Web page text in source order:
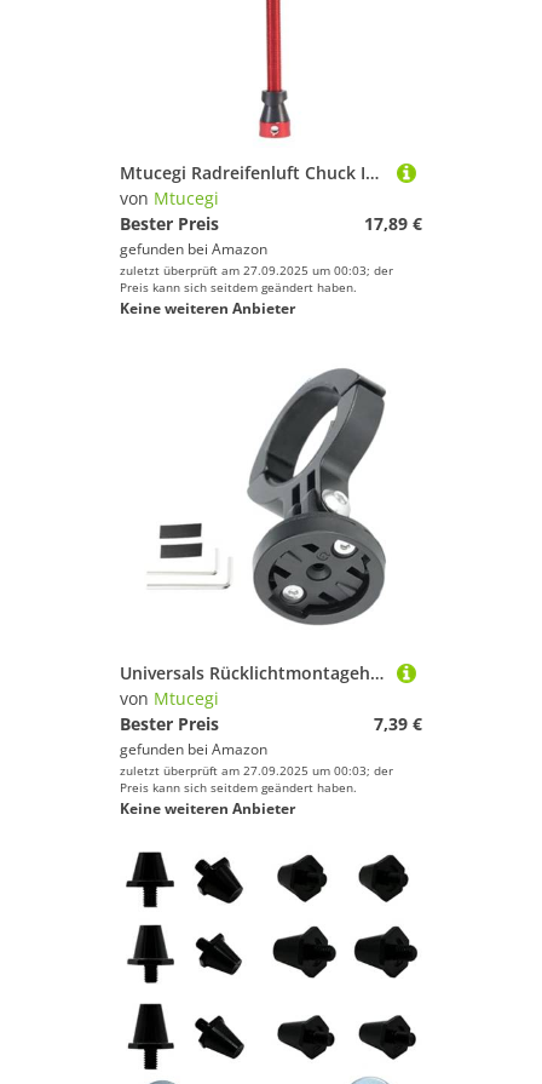
Mtucegi Radreifenluft Chuck Inflatorpumpen Ventile Clip Klemmen Anschlussadapter Für Kfz Zyklige Korrosionsbeständige Fahrradventile
von Mtucegi
Bester Preis
17,89 €
gefunden bei Amazon
zuletzt überprüft am 27.09.2025 um 00:03; der
Preis kann sich seitdem geändert haben.
Keine weiteren Anbieter
Universals Rücklichtmontagehalterungen Mehrzweck Radaren Radare Leichtmontage Radsport Sicherheitsausrüstung Regulierbare Strahlrichtung Fahrradhalterung
von Mtucegi
Bester Preis
7,39 €
gefunden bei Amazon
zuletzt überprüft am 27.09.2025 um 00:03; der
Preis kann sich seitdem geändert haben.
Keine weiteren Anbieter